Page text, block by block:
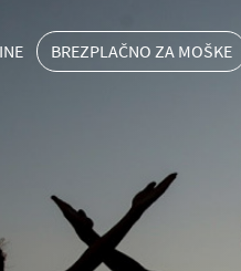
BREZPLAČNO ZA MOŠKE